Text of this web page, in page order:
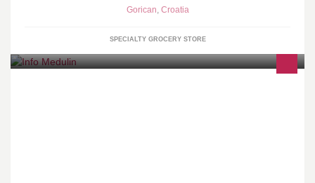
Gorican, Croatia
SPECIALTY GROCERY STORE